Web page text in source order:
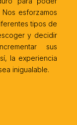
esforzamos
tipos de
y decidir
sus
la experiencia
inigualable.